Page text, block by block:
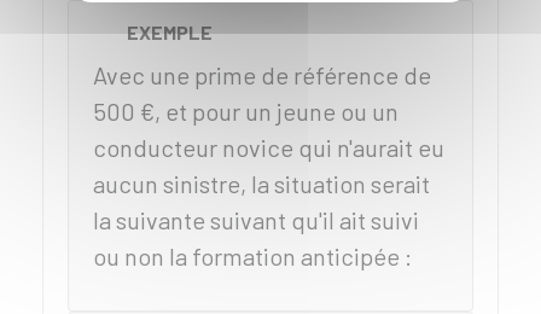
EXEMPLE
Avec une prime de référence de
500 €, et pour un jeune ou un
conducteur novice qui n'aurait eu
aucun sinistre, la situation serait
la suivante suivant qu'il ait suivi
ou non la formation anticipée :